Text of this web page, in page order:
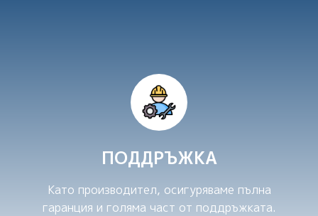
ПОДДРЪЖКА
Като производител, осигуряваме пълна
гаранция и голяма част от поддръжката.